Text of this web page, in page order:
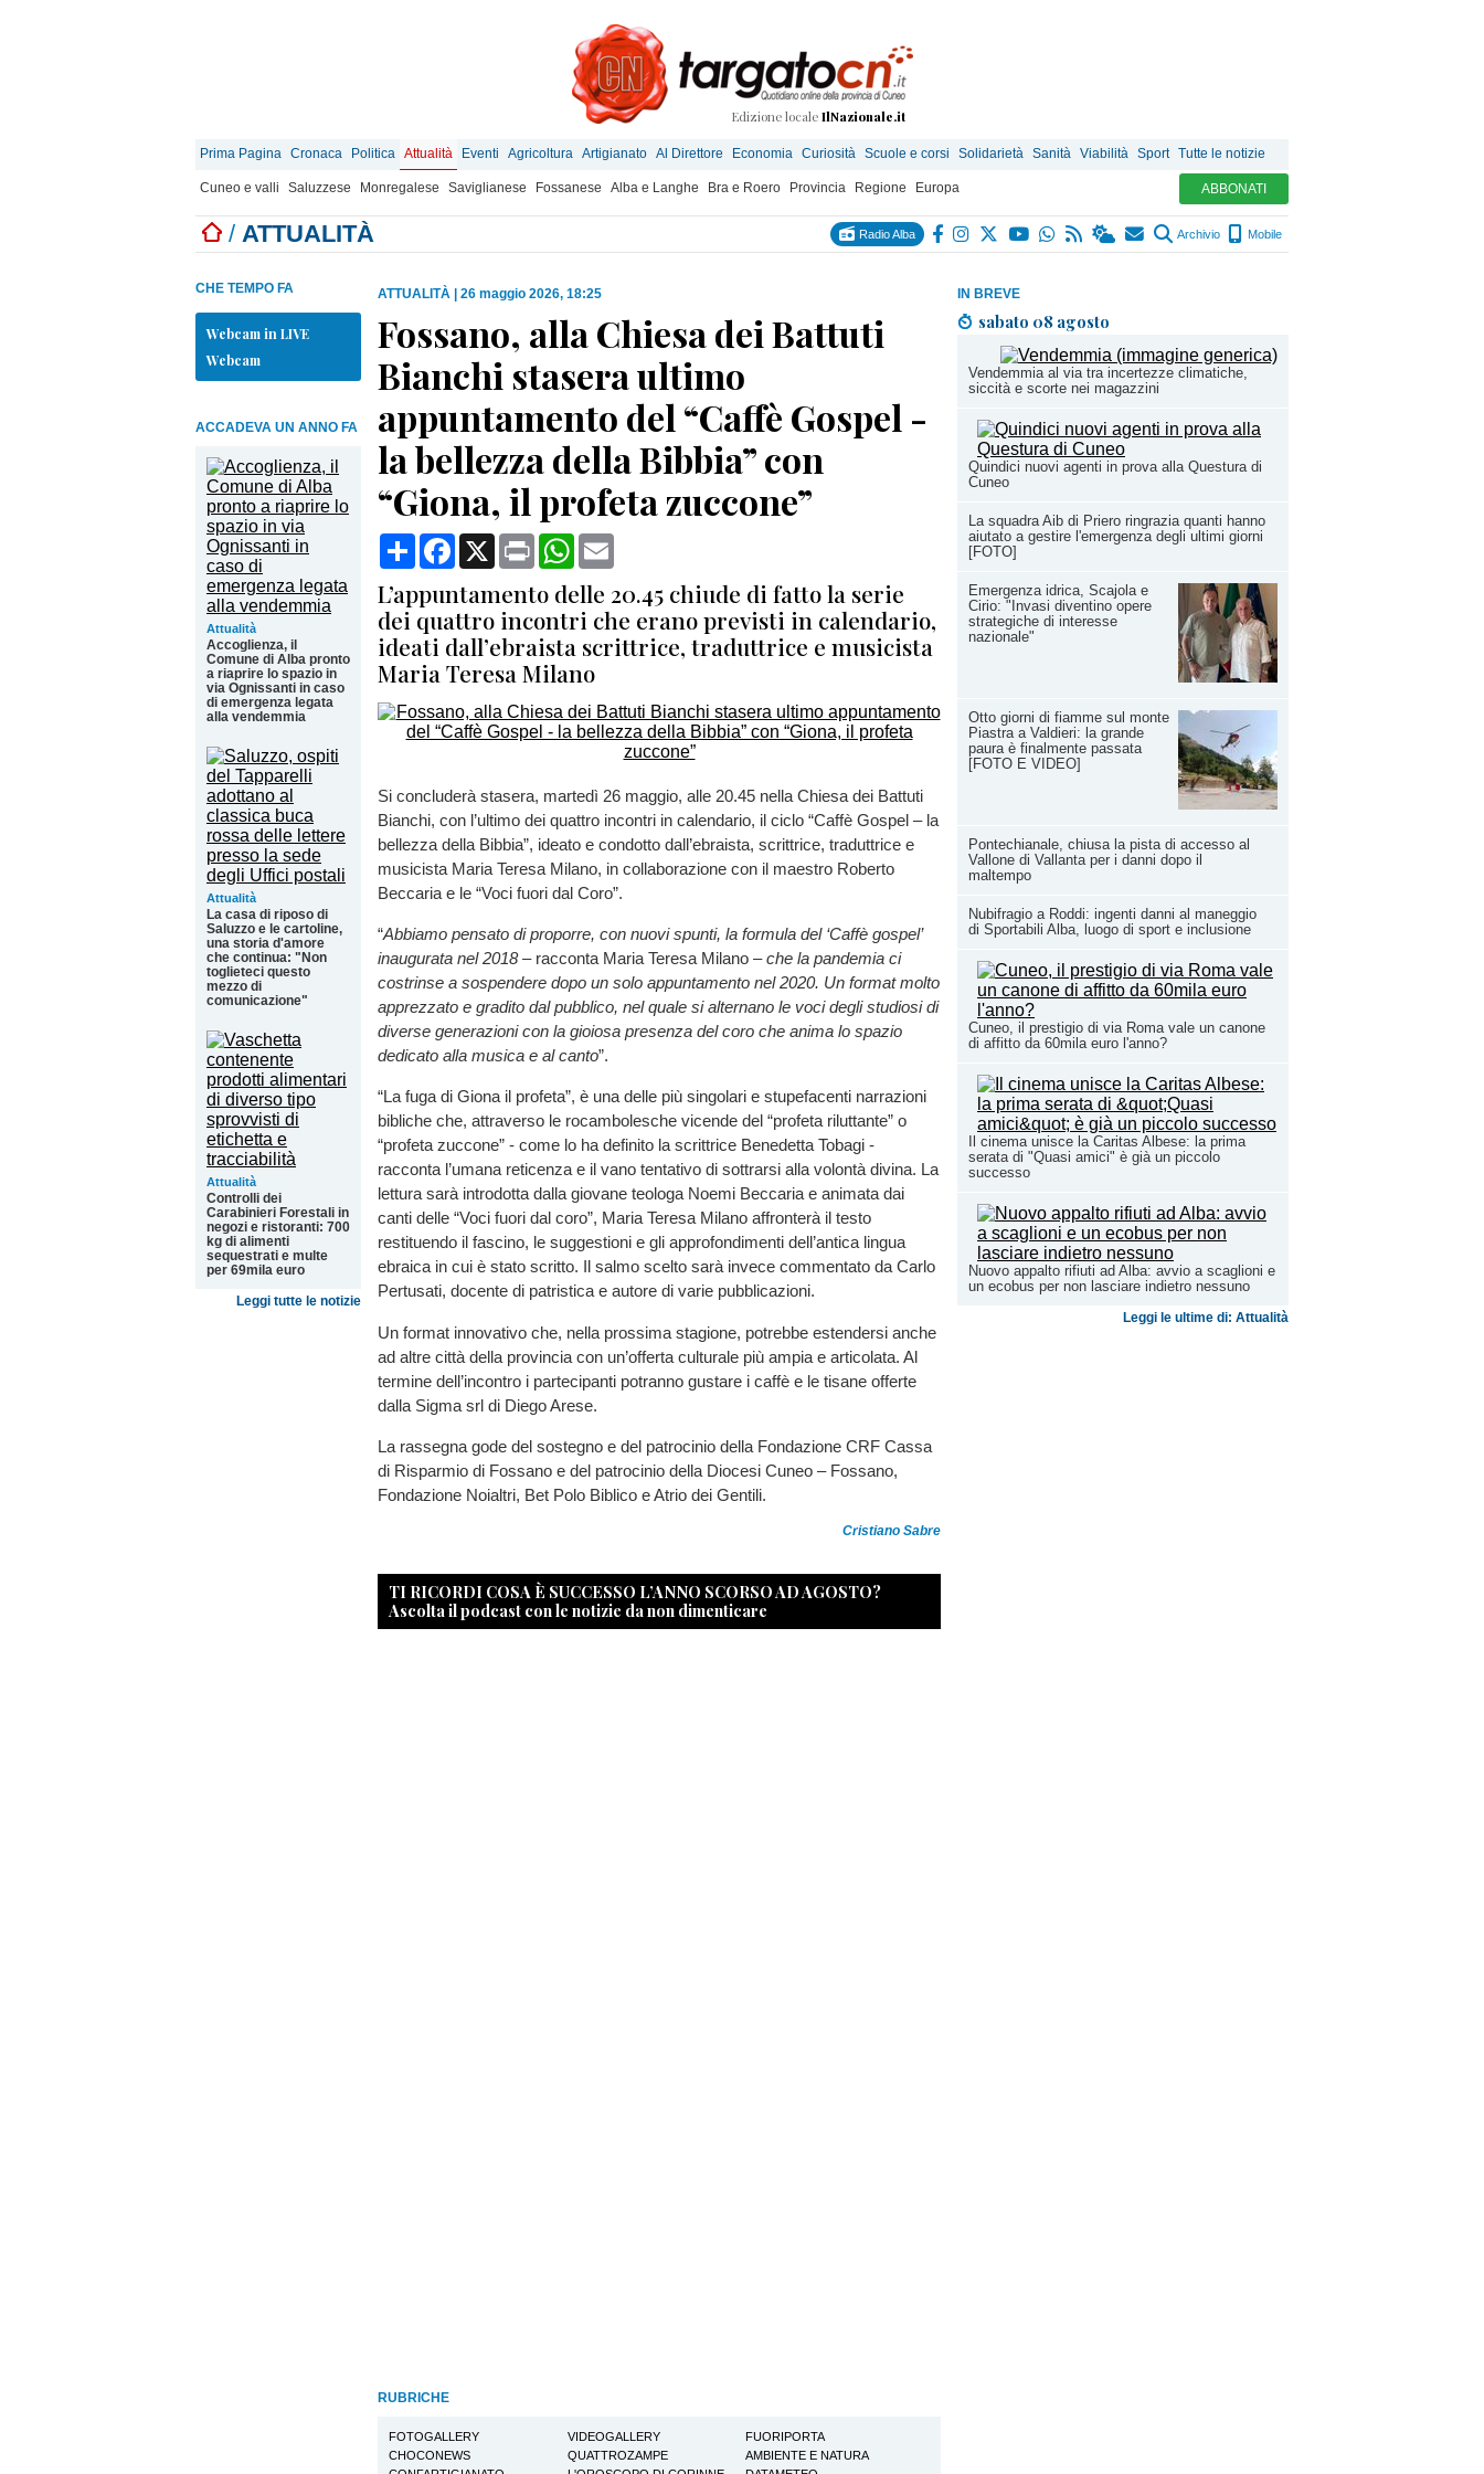
Edizione locale IlNazionale.it
Prima Pagina Cronaca Politica Attualità Eventi Agricoltura Artigianato Al Direttore Economia Curiosità Scuole e corsi Solidarietà Sanità Viabilità Sport Tutte le notizie
Cuneo e valli Saluzzese Monregalese Saviglianese Fossanese Alba e Langhe Bra e Roero Provincia Regione Europa ABBONATI
/ ATTUALITÀ Radio Alba Archivio Mobile
IN BREVE
sabato 08 agosto
Vendemmia al via tra incertezze climatiche,
siccità e scorte nei magazzini
Quindici nuovi agenti in prova alla Questura di
Cuneo
La squadra Aib di Priero ringrazia quanti hanno
aiutato a gestire l'emergenza degli ultimi giorni
[FOTO]
Emergenza idrica, Scajola e
Cirio: "Invasi diventino opere
strategiche di interesse
nazionale"
Otto giorni di fiamme sul monte
Piastra a Valdieri: la grande
paura è finalmente passata
[FOTO E VIDEO]
Pontechianale, chiusa la pista di accesso al
Vallone di Vallanta per i danni dopo il
maltempo
Nubifragio a Roddi: ingenti danni al maneggio
di Sportabili Alba, luogo di sport e inclusione
Cuneo, il prestigio di via Roma vale un canone
di affitto da 60mila euro l'anno?
Il cinema unisce la Caritas Albese: la prima
serata di "Quasi amici" è già un piccolo
successo
Nuovo appalto rifiuti ad Alba: avvio a scaglioni e
un ecobus per non lasciare indietro nessuno
Leggi le ultime di: Attualità
CHE TEMPO FA
Webcam in LIVE
Webcam
ACCADEVA UN ANNO FA
Attualità
Accoglienza, il
Comune di Alba pronto
a riaprire lo spazio in
via Ognissanti in caso
di emergenza legata
alla vendemmia
Attualità
La casa di riposo di
Saluzzo e le cartoline,
una storia d'amore
che continua: "Non
toglieteci questo
mezzo di
comunicazione"
Attualità
Controlli dei
Carabinieri Forestali in
negozi e ristoranti: 700
kg di alimenti
sequestrati e multe
per 69mila euro
Leggi tutte le notizie
ATTUALITÀ 26 maggio 2026, 18:25
Fossano, alla Chiesa dei Battuti
Bianchi stasera ultimo
appuntamento del “Caffè Gospel -
la bellezza della Bibbia” con
“Giona, il profeta zuccone”
CondividiFacebook
X Print WhatsApp
L’appuntamento delle 20.45 chiude di fatto la serie
dei quattro incontri che erano previsti in calendario,
ideati dall’ebraista scrittrice, traduttrice e musicista
Maria Teresa Milano
Si concluderà stasera, martedì 26 maggio, alle 20.45 nella Chiesa dei Battuti
Bianchi, con l’ultimo dei quattro incontri in calendario, il ciclo “Caffè Gospel – la
bellezza della Bibbia”, ideato e condotto dall’ebraista, scrittrice, traduttrice e
musicista Maria Teresa Milano, in collaborazione con il maestro Roberto
Beccaria e le “Voci fuori dal Coro”.
“Abbiamo pensato di proporre, con nuovi spunti, la formula del ‘Caffè gospel’
inaugurata nel 2018– racconta Maria Teresa Milano –che la pandemia ci
costrinse a sospendere dopo un solo appuntamento nel 2020. Un format molto
apprezzato e gradito dal pubblico, nel quale si alternano le voci degli studiosi di
diverse generazioni con la gioiosa presenza del coro che anima lo spazio
dedicato alla musica e al canto”.
“La fuga di Giona il profeta”, è una delle più singolari e stupefacenti narrazioni
bibliche che, attraverso le rocambolesche vicende del “profeta riluttante” o
“profeta zuccone” - come lo ha definito la scrittrice Benedetta Tobagi -
racconta l’umana reticenza e il vano tentativo di sottrarsi alla volontà divina. La
lettura sarà introdotta dalla giovane teologa Noemi Beccaria e animata dai
canti delle “Voci fuori dal coro”, Maria Teresa Milano affronterà il testo
restituendo il fascino, le suggestioni e gli approfondimenti dell’antica lingua
ebraica in cui è stato scritto. Il salmo scelto sarà invece commentato da Carlo
Pertusati, docente di patristica e autore di varie pubblicazioni.
Un format innovativo che, nella prossima stagione, potrebbe estendersi anche
ad altre città della provincia con un’offerta culturale più ampia e articolata. Al
termine dell’incontro i partecipanti potranno gustare i caffè e le tisane offerte
dalla Sigma srl di Diego Arese.
La rassegna gode del sostegno e del patrocinio della Fondazione CRF Cassa
di Risparmio di Fossano e del patrocinio della Diocesi Cuneo – Fossano,
Fondazione Noialtri, Bet Polo Biblico e Atrio dei Gentili.
Cristiano Sabre
TI RICORDI COSA È SUCCESSO L’ANNO SCORSO AD AGOSTO?
Ascolta il podcast con le notizie da non dimenticare
RUBRICHE
FOTOGALLERY VIDEOGALLERY
FUORIPORTA
CHOCONEWS
QUATTROZAMPE
AMBIENTE E NATURA